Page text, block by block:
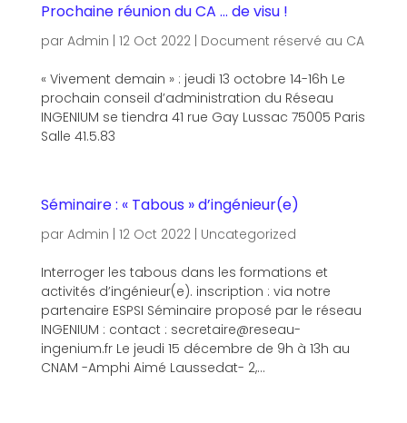
Prochaine réunion du CA … de visu !
par Admin 12 Oct 2022| Document réservé au CA
« Vivement demain » : jeudi 13 octobre 14-16h Le
prochain conseil d’administration du Réseau
INGENIUM se tiendra 41 rue Gay Lussac 75005 Paris
Salle 41.5.83
Séminaire : « Tabous » d’ingénieur(e)
par Admin 12 Oct 2022| Uncategorized
Interroger les tabous dans les formations et
activités d’ingénieur(e). inscription : via notre
partenaire ESPSI Séminaire proposé par le réseau
INGENIUM : contact : secretaire@reseau-
ingenium.fr Le jeudi 15 décembre de 9h à 13h au
CNAM -Amphi Aimé Laussedat- 2,...